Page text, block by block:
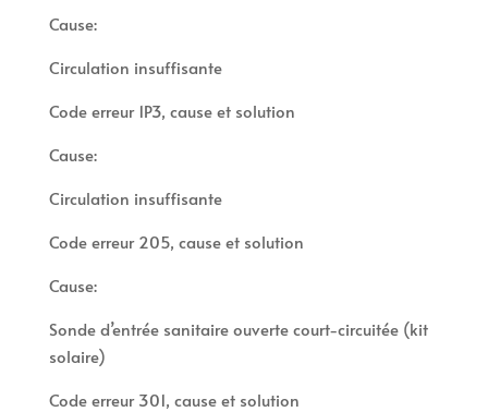
Cause:
Circulation insuffisante
Code erreur 1P3, cause et solution
Cause:
Circulation insuffisante
Code erreur 205, cause et solution
Cause:
Sonde d’entrée sanitaire ouverte court-circuitée (kit
solaire)
Code erreur 301, cause et solution